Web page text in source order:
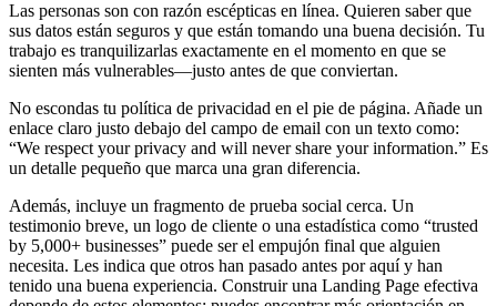
Las personas son con razón escépticas en línea. Quieren saber que
sus datos están seguros y que están tomando una buena decisión. Tu
trabajo es tranquilizarlas exactamente en el momento en que se
sienten más vulnerables—justo antes de que conviertan.
No escondas tu política de privacidad en el pie de página. Añade un
enlace claro justo debajo del campo de email con un texto como:
“We respect your privacy and will never share your information.” Es
un detalle pequeño que marca una gran diferencia.
Además, incluye un fragmento de prueba social cerca. Un
testimonio breve, un logo de cliente o una estadística como “trusted
by 5,000+ businesses” puede ser el empujón final que alguien
necesita. Les indica que otros han pasado antes por aquí y han
tenido una buena experiencia. Construir una Landing Page efectiva